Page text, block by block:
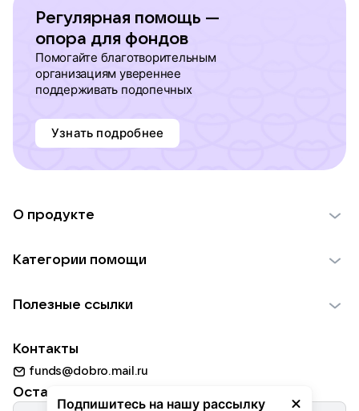
Регулярная помощь —
опора для фондов
Помогайте благотворительным
организациям увереннее
поддерживать подопечных
Узнать подробнее
Подпишитесь на нашу рассылку
О продукте
Использование материалов
Для НКО
Партнерам
Категории помощи
Пожилым
Животным
Природе
Полезные ссылки
Добрый день
Контакты
funds@dobro.mail.ru
Оставайтесь с нами